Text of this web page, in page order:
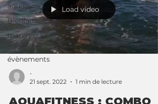
aquagym
Bienfaits
marche
aquatique
évènements
Load video
-
21 sept. 2022
1 min de lecture
AQUAFITNESS : COMBO